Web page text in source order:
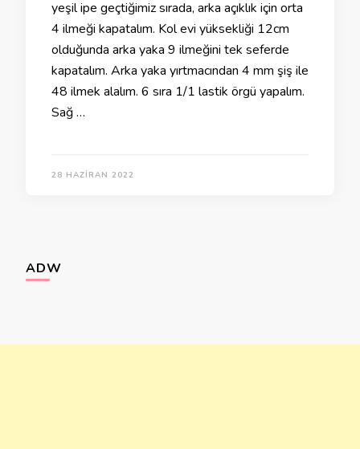
yeşil ipe geçtiğimiz sırada, arka açıklık için orta
4 ilmeği kapatalım. Kol evi yüksekliği 12cm
olduğunda arka yaka 9 ilmeğini tek seferde
kapatalım. Arka yaka yırtmacından 4 mm şiş ile
48 ilmek alalım. 6 sıra 1/1 lastik örgü yapalım.
Sağ …
28 HAZIRAN 2022
ADW